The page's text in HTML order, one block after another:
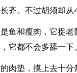
齐。不过胡须却从
鱼和瘦肉，它捉
它都不会多舔一下。
肉垫，摸上去十